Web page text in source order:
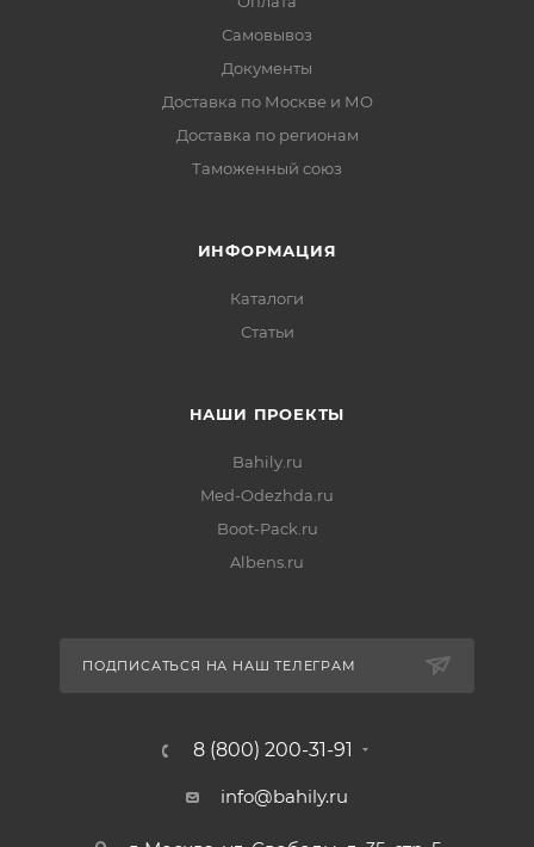
Самовывоз
Документы
Доставка по Москве и МО
Доставка по регионам
Таможенный союз
ИНФОРМАЦИЯ
Каталоги
Статьи
НАШИ ПРОЕКТЫ
Bahily.ru
Med-Odezhda.ru
Boot-Pack.ru
Albens.ru
ПОДПИСАТЬСЯ НА НАШ ТЕЛЕГРАМ
8 (800) 200-31-91
info@bahily.ru